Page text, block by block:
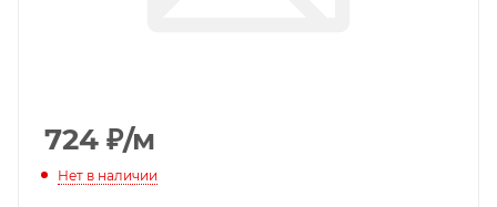
724 ₽/м
Нет в наличии